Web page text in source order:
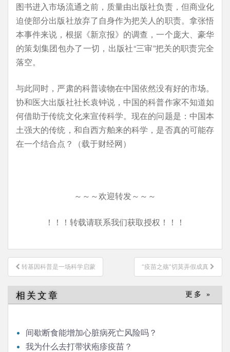
图书进入市场流通之前，质量由出版社负责，但商业化
迫使部分出版社放弃了自身作为把关人的职责。拿张悟
本事件来说，根据《新京报》的调查，一个庞大、豪华
的策划集团包办了一切，出版社“三审”把关的职责完全
落空。
与此同时，严肃的科普读物在中国依然没有好的市场。
协和医大出版社社长袁钟说，中国的科普作家不知道如
何借助于传统文化来宣传科学。现在的问题是：中国本
土强大的传统，和自西方舶来的科学，是否真的可能存
在一个结合点？
（载于财经网）
～～～欢迎转发～～～
！！！转载请联系我们获取授权！！！
文
章
导
航
转基因科普是一场科学启蒙 “疫苗之殇”切莫弄假成真
相关文章 更多 »
间歇断食能增加心脏病死亡风险吗？
我为什么去打带状疱疹疫苗？